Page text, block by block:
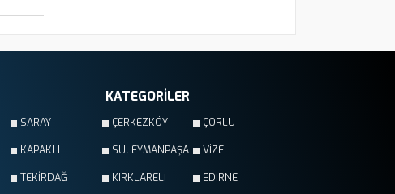
KATEGORİLER
SARAY ÇERKEZKÖY ÇORLU
KAPAKLI SÜLEYMANPAŞA VİZE
TEKİRDAĞ KIRKLARELİ EDİRNE